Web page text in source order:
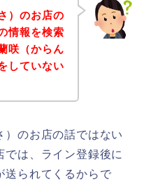
）のお店の
情報を検索
咲（からん
していない
）のお店の話ではない
は、ライン登録後に
送られてくるからで